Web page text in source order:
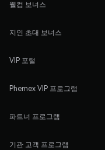
웰컴 보너스
지인 초대 보너스
VIP 포털
Phemex VIP 프로그램
파트너 프로그램
기관 고객 프로그램